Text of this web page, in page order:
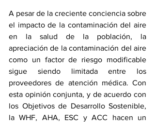
A pesar de la creciente conciencia sobre
el impacto de la contaminación del aire
en la salud de la población, la
apreciación de la contaminación del aire
como un factor de riesgo modificable
sigue siendo limitada entre los
proveedores de atención médica. Con
esta opinión conjunta, y de acuerdo con
los Objetivos de Desarrollo Sostenible,
la WHF, AHA, ESC y ACC hacen un